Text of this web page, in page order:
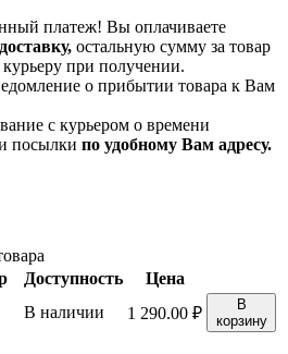
платеж! Вы оплачиваете
остальную сумму за товар
курьеру при получении.
о прибытии товара к Вам
с курьером о времени
посылки по удобному Вам адресу.
Доступность
Цена
В наличии 1 290.00 ₽
В
корзину